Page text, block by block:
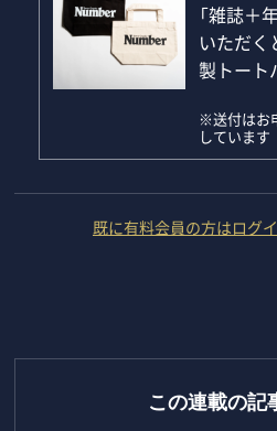
「雑誌＋
いただく
製トート
※送付はお
しています
既に有料会員の方はログ
この連載の記